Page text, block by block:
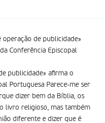
operação de publicidade»
Conferência Episcopal
publicidade» afirma o
Portuguesa Parece-me ser
dizer bem da Bíblia, os
livro religioso, mas também
diferente e dizer que é